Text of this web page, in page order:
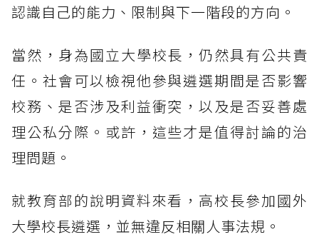
認識自己的能力、限制與下一階段的方向。
當然，身為國立大學校長，仍然具有公共責
任。社會可以檢視他參與遴選期間是否影響
校務、是否涉及利益衝突，以及是否妥善處
理公私分際。或許，這些才是值得討論的治
理問題。
就教育部的說明資料來看，高校長參加國外
大學校長遴選，並無違反相關人事法規。